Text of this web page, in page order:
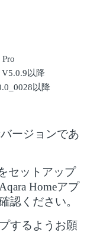
以降
以降
ージョンであ
セットアップ
Homeアプ
認ください。
するようお願